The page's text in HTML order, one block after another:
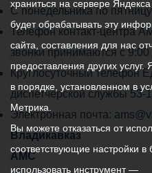
График
работы
администрации
местного
самоуправления
города
Владикавказ:
С понедельника по
Телефон контакт-центра
звонки принимаются с
Круглосуточный телефон
диспетчерской службы53-
Электронная почта:
Владикавказ
АМС
храниться на сервере
будет обрабатывать эту
сайта, составления для нас
предоставления других
в порядке, установленном в
Метрика.
Вы можете отказаться от
соответствующие настройки
использовать инструмент —